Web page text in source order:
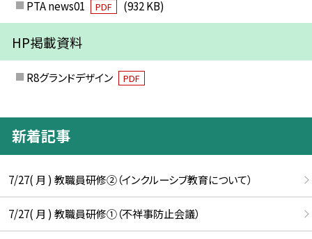
PTA news01
PDF (932 KB)
HP掲載資料
R8グランドデザイン PDF
新着記事
7/27( 月 ) 教職員研修②（インクルーシブ教育について）
7/27( 月 ) 教職員研修①（不祥事防止会議）